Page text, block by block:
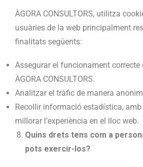
ÀGORA CONSULTORS, utilitza
usuàries de la web principalment
finalitats següents:
Assegurar el funcionament correcte
ÀGORA CONSULTORS.
Analitzar el tràfic de manera
Recollir informació estadística, amb
millorar l’experiència en el lloc web.
Quins drets tens com a
pots exercir-los?